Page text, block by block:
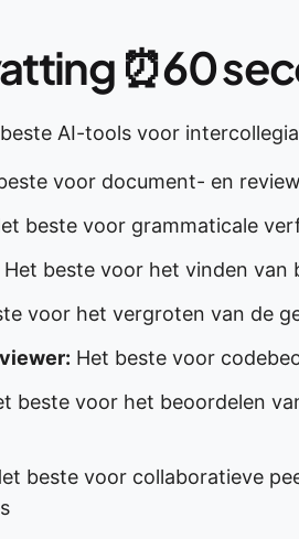
⏰60
AI-tools voor
voor document- en
beste voor grammaticale
Het beste voor het vinden van
voor het vergroten van de
Het beste voor
beste voor het beoordelen
beste voor collaboratieve